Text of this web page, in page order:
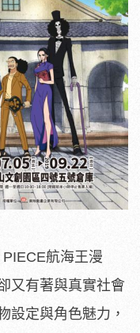
航海王漫
又有著與真實社會
設定與角色魅力，